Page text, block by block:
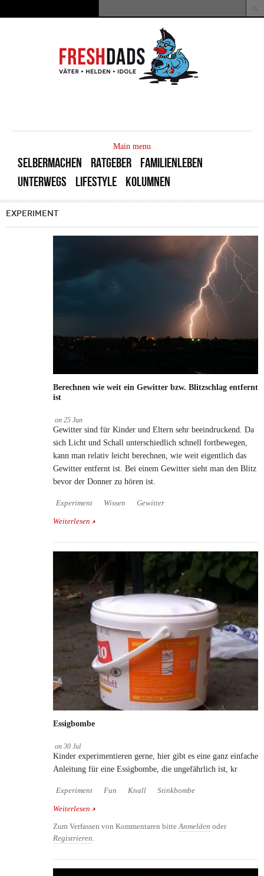
Suchformular
Main menu
SELBERMACHEN RATGEBER
FAMILIENLEBEN
UNTERWEGS
LIFESTYLE KOLUMNEN
EXPERIMENT
Berechnen wie weit ein Gewitter bzw. Blitzschlag entfernt
ist
on 25 Jun
Gewitter sind für Kinder und Eltern sehr beeindruckend. Da
sich Licht und Schall unterschiedlich schnell fortbewegen,
kann man relativ leicht berechnen, wie weit eigentlich das
Gewitter entfernt ist. Bei einem Gewitter sieht man den Blitz
bevor der Donner zu hören ist.
Experiment Wissen Gewitter
Weiterlesen über Berechnen wie weit ein Gewitter bzw.
Essigbombe
on 30 Jul
Kinder experimentieren gerne, hier gibt es eine ganz einfache
Anleitung für eine Essigbombe, die ungefährlich ist, kr
Experiment Fun Knall Stinkbombe
Weiterlesen über Essigbombe
Zum Verfassen von Kommentaren bitteAnmelden oder
Registrieren.